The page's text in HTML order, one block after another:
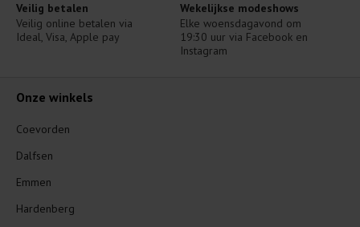
Veilig betalen
Veilig online betalen via
Ideal, Visa, Apple pay
Wekelijkse modeshows
Elke woensdagavond om
19:30 uur via Facebook en
Instagram
Onze winkels
Coevorden
Dalfsen
Emmen
Hardenberg